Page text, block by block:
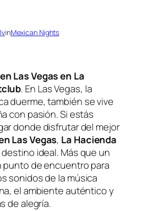
inMexican Nights
Las Vegas en La
. En Las Vegas, la
duerme, también se vive
con pasión. Si estás
donde disfrutar del mejor
Las Vegas, La Hacienda
ideal. Más que un
punto de encuentro para
sonidos de la música
el ambiente auténtico y
de alegría.